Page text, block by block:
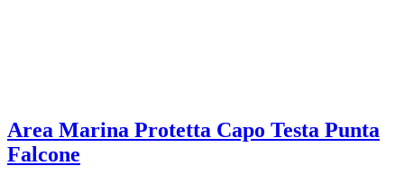
Area Marina Protetta Capo Testa Punta
Falcone